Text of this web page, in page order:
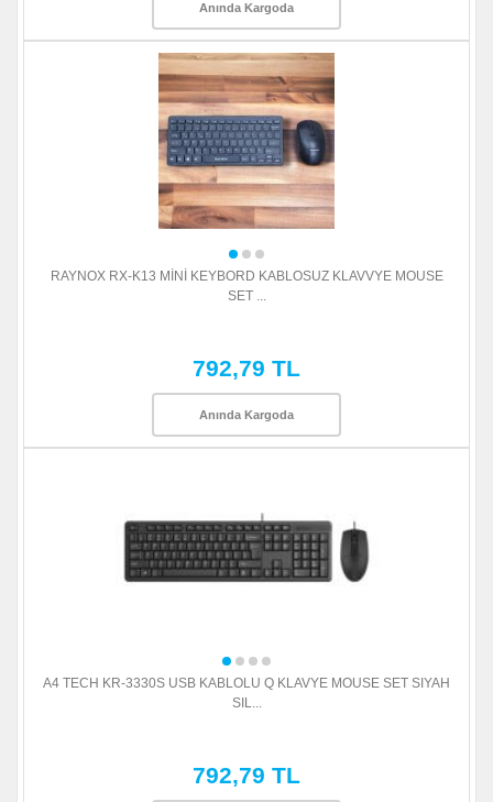
Anında Kargoda
RAYNOX RX-K13 MİNİ KEYBORD KABLOSUZ KLAVVYE MOUSE
SET ...
792,79 TL
Anında Kargoda
A4 TECH KR-3330S USB KABLOLU Q KLAVYE MOUSE SET SIYAH
SIL...
792,79 TL